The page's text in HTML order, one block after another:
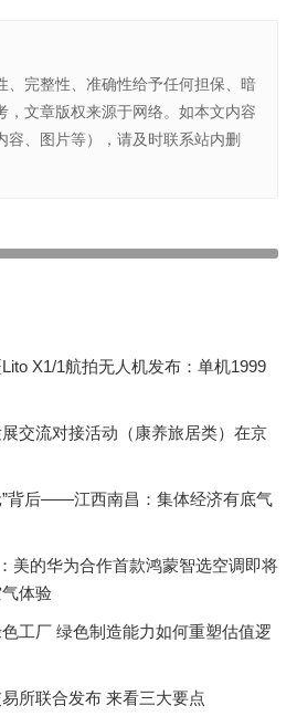
、完整性、准确性给予任何担保、暗
，文章版权来源于网络。如本文内容
容、图片等），请及时联系站内删
X1/1航拍无人机发布：单机1999
交流对接活动（康养旅居类）在京
”背后——江西南昌：集体经济有底气
美的华为合作首款鸿蒙智选空调即将
体验
工厂 绿色制造能力如何重塑估值逻
所联合发布 来看三大要点